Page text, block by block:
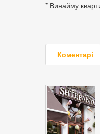
* Винайму
Коментарі